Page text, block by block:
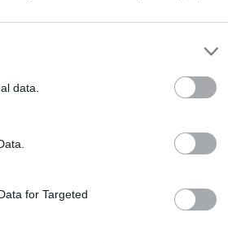
data.
for Targeted